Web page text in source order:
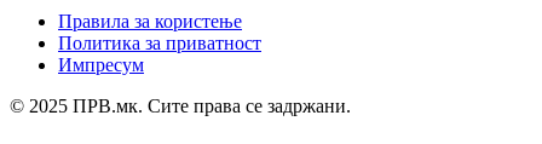
Правила за користење
Политика за приватност
Импресум
© 2025 ПРВ.мк. Сите права се задржани.